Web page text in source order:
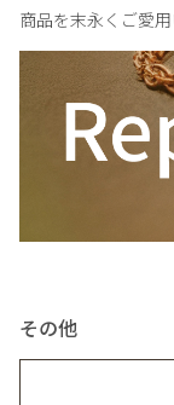
商品を末永くご愛
その他